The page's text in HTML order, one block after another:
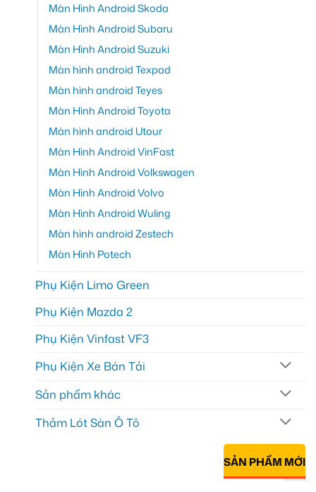
Màn Hình Android Skoda
Màn Hình Android Subaru
Màn Hình Android Suzuki
Màn hình android Texpad
Màn hình android Teyes
Màn Hình Android Toyota
Màn hình android Utour
Màn Hình Android VinFast
Màn Hình Android Volkswagen
Màn Hình Android Volvo
Màn Hình Android Wuling
Màn hình android Zestech
Màn Hình Potech
Phụ Kiện Limo Green
Phụ Kiện Mazda 2
Phụ Kiện Vinfast VF3
Phụ Kiện Xe Bán Tải
Sản phẩm khác
Thảm Lót Sàn Ô Tô
SẢN PHẨM MỚI